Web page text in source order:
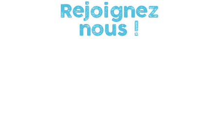
Rejoignez
nous !